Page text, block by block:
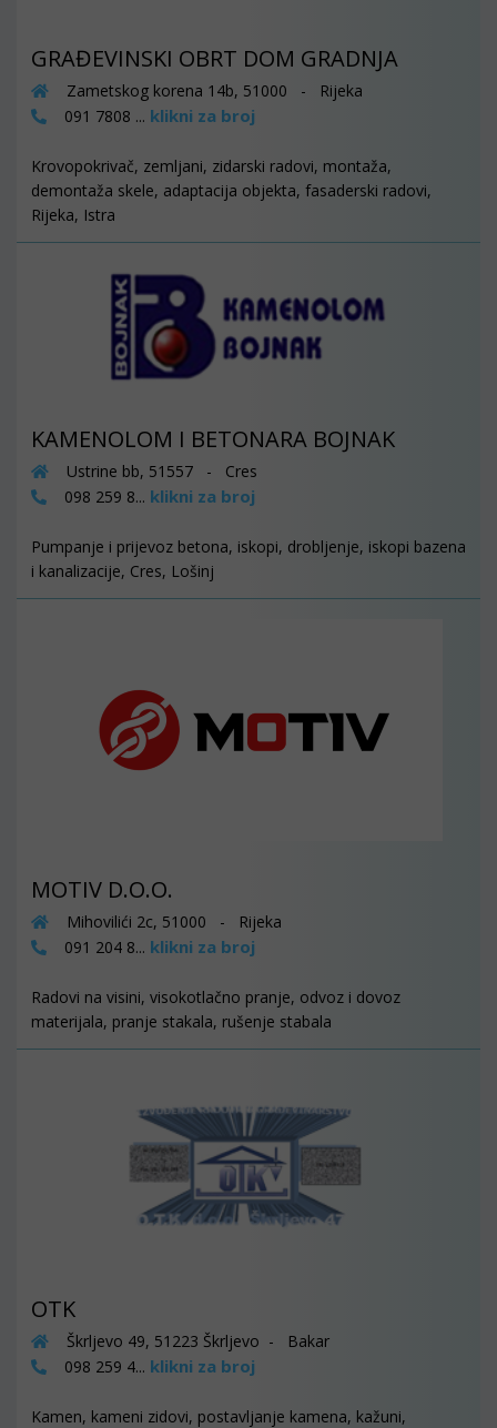
GRAĐEVINSKI OBRT DOM GRADNJA
Zametskog korena 14b, 51000 - Rijeka
091 7808 ... klikni za broj
Krovopokrivač, zemljani, zidarski radovi, montaža,
demontaža skele, adaptacija objekta, fasaderski radovi,
Rijeka, Istra
KAMENOLOM I BETONARA BOJNAK
Ustrine bb, 51557 - Cres
098 259 8... klikni za broj
Pumpanje i prijevoz betona, iskopi, drobljenje, iskopi bazena
i kanalizacije, Cres, Lošinj
MOTIV D.O.O.
Mihovilići 2c, 51000 - Rijeka
091 204 8... klikni za broj
Radovi na visini, visokotlačno pranje, odvoz i dovoz
materijala, pranje stakala, rušenje stabala
OTK
Škrljevo 49, 51223 Škrljevo - Bakar
098 259 4... klikni za broj
Kamen, kameni zidovi, postavljanje kamena, kažuni,